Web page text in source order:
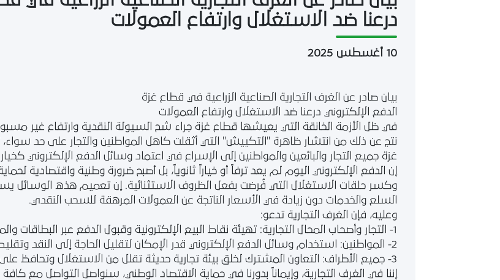
درعنا ضد الاستغلال وارتفاع العمولات
10 أغسطس 2025
بيان صادر عن الغرف التجارية الصناعية الزراعية في قطاع غزة
الدفع الإلكتروني درعنا ضد الاستغلال وارتفاع العمولات
في ظل الأزمة الخانقة التي يعيشها قطاع غزة جراء شح السيولة النقدية وارتفاع غير
نتج عن ذلك من انتشار ظاهرة "التكييش" التي أثقلت كاهل المواطنين والتجار على حد سواء،
غزة جميع التجار والبائعين والمواطنين إلى الإسراع في اعتماد وسائل الدفع الإلكتروني
إن الدفع الإلكتروني اليوم لم يعد ترفاً أو خياراً ثانوياً، بل أصبح ضرورة وطنية واقتصادية
وكسر حلقات الاستغلال التي فُرضت بفعل الظروف الاستثنائية. إن تعميم هذه الوسائل
السلع والخدمات دون زيادة في الأسعار الناتجة عن العمولات المرهقة للسحب النقدي.
وعليه، فإن الغرف التجارية تدعو:
1- التجار وأصحاب المحال التجارية: تهيئة نقاط البيع الإلكترونية وقبول الدفع عبر البطاقات والمحافظ الإلكترونية.
2- المواطنين: استخدام وسائل الدفع الإلكتروني قدر الإمكان لتقليل الحاجة إلى النقد وتقليص الخسائر الناتجة عن العمولات.
3- جميع الأطراف: التعاون المشترك لخلق بيئة تجارية حديثة تقلل من الاستغلال وتحافظ على دوران عجلة الاقتصاد.
إننا في الغرف التجارية، وإيماناً بدورنا في حماية الاقتصاد الوطني، سنواصل التواصل مع